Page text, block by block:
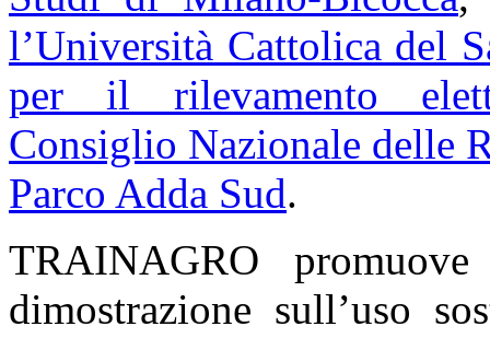
l’Università Cattolica del
per il rilevamento
Consiglio Nazionale delle
Parco Adda Sud.
TRAINAGRO
dimostrazione sull’uso